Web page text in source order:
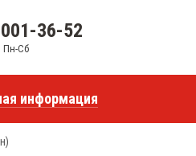
36-52
Пн-Сб
информация